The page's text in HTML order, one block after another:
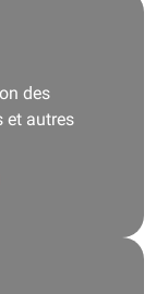
des
et autres